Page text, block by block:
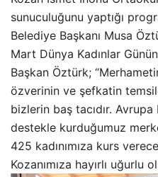
sunuculuğunu yaptığı
Belediye Başkanı Musa
Mart Dünya Kadınlar
Başkan Öztürk;
özverinin ve şefkatin
bizlerin baş tacıdır. Avrupa
destekle kurduğumuz
425 kadınımıza kurs
Kozanımıza hayırlı uğurlu